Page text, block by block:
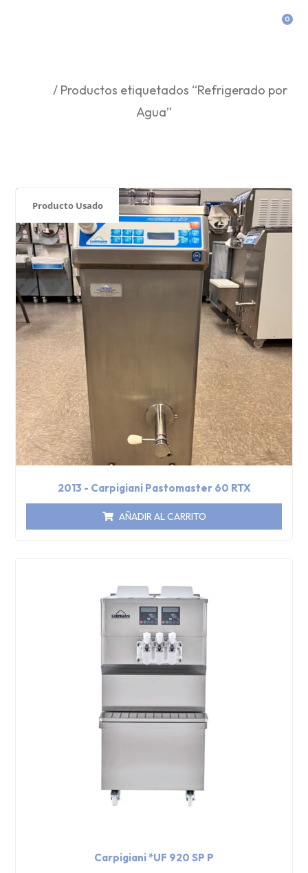
0
/ Productos etiquetados “Refrigerado por
Agua”
Producto Usado
2013 - Carpigiani Pastomaster 60 RTX
AÑADIR AL CARRITO
Carpigiani *UF 920 SP P